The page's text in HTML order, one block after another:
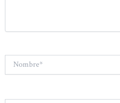
Nombre*